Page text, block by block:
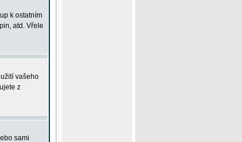
k ostatním
atd. Vřele
vašeho
z
sami